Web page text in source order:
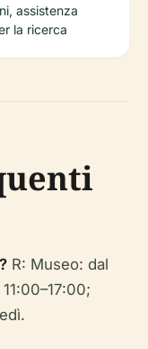
assistenza
la ricerca
R: Museo: dal